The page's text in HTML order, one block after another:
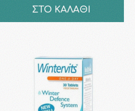
ΣΤΟ ΚΑΛΑΘΙ